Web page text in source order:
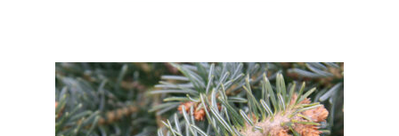
variations.
Les
options
peuvent